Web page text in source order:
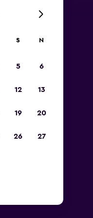
S N
5 6
12 13
19 20
26 27